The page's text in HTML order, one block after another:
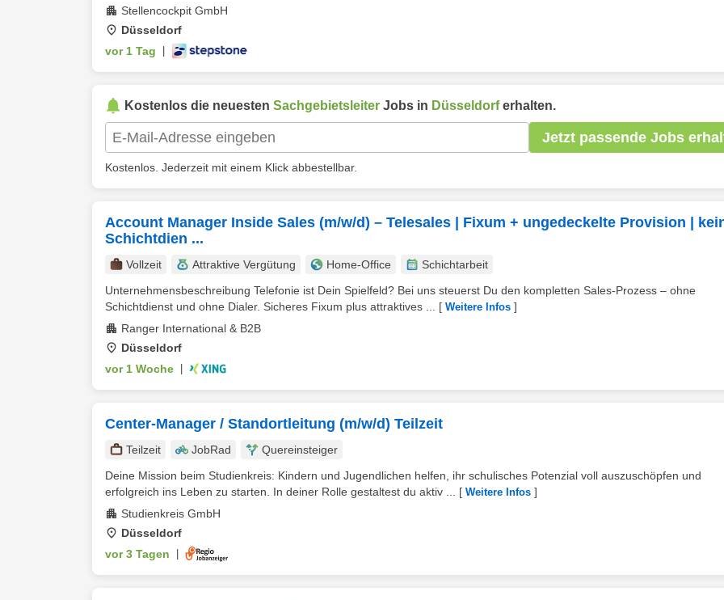
Stellencockpit GmbH
Düsseldorf
vor 1 Tag
Kostenlos die neuesten Sachgebietsleiter Jobs in Düsseldorferhalten.
Jetzt passende Jobs
Kostenlos. Jederzeit mit einem Klick abbestellbar.
Account Manager Inside Sales (m/w/d) – Telesales | Fixum + ungedeckelte Provision |
Schichtdien ...
Vollzeit Attraktive Vergütung Home-Office
Schichtarbeit
Unternehmensbeschreibung Telefonie ist Dein Spielfeld? Bei uns steuerst Du den kompletten Sales‑Prozess – ohne
Schichtdienst und ohne Dialer. Sicheres Fixum plus attraktives ...
[ Weitere Infos ]
Ranger International & B2B
Düsseldorf
vor 1 Woche
Center-Manager / Standortleitung (m/w/d) Teilzeit
Teilzeit JobRad
Quereinsteiger
Deine Mission beim Studienkreis: Kindern und Jugendlichen helfen, ihr schulisches Potenzial voll auszuschöpfen und
erfolgreich ins Leben zu starten. In deiner Rolle gestaltest du aktiv ...
[ Weitere Infos ]
Studienkreis GmbH
Düsseldorf
vor 3 Tagen